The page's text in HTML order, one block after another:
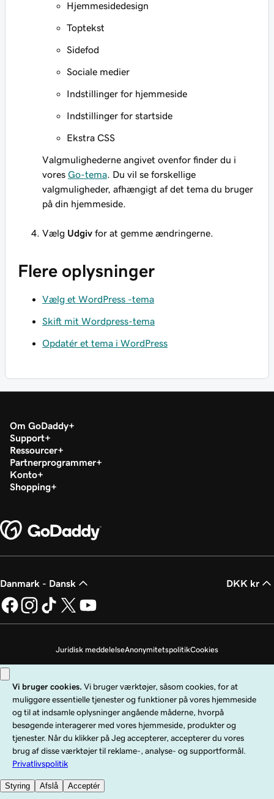
Hjemmesidedesign
Toptekst
Sidefod
Sociale medier
Indstillinger for hjemmeside
Indstillinger for startside
Ekstra CSS
Valgmulighederne angivet ovenfor finder du i
vores Go-tema . Du vil se forskellige
valgmuligheder, afhængigt af det tema du bruger
på din hjemmeside.
Vælg Udgiv for at gemme ændringerne.
Flere oplysninger
Vælg et WordPress -tema
Skift mit Wordpress-tema
Opdatér et tema i WordPress
Om GoDaddy
Support
Ressourcer
Partnerprogrammer
Konto
Shopping
Danmark - Dansk DKK kr
Juridisk meddelelseAnonymitetspolitikCookies
Copyright © 1999 - 2026 GoDaddy Operating Company, LLC. Alle rettigheder
forbeholdes. GoDaddy-ordmærket er et registreret varemærke tilhørende
GoDaddy Operating Company, LLC i USA og andre lande. "GO"-logoet er et
registreret varemærke tilhørende GoDaddy.com, LLC i USA.
Brug af denne hjemmeside er underlagt udtrykkelige brugsbetingelser. Ved at
bruge denne hjemmeside accepterer du, at du er bundet af disse
servicebetingelser